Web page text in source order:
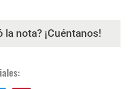
la nota? ¡Cuéntanos!